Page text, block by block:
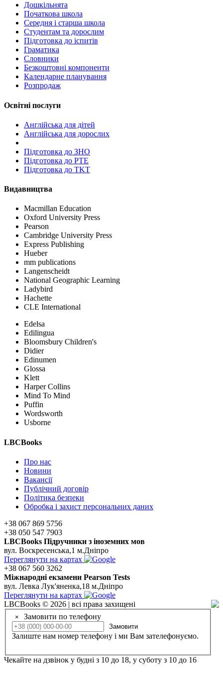
Дошкільнята
Початкова школа
Середня і старша школа
Студентам та дорослим
Підготовка до іспитів
Граматика
Словники
Безкоштовні компоненти
Календарне планування
Розпродаж
Освітні послуги
Англійська для дітей
Англійська для дорослих
Пiдготовка до ЗНО
Підготовка до PTE
Підготовка до TKT
Видавництва
Macmillan Education
Oxford University Press
Pearson
Cambridge University Press
Express Publishing
Hueber
mm publications
Langenscheidt
National Geographic Learning
Ladybird
Hachette
CLE International
Edelsa
Edilingua
Bloomsbury Children's
Didier
Edinumen
Glossa
Klett
Harper Collins
Mind To Mind
Puffin
Wordsworth
Usborne
LBCBooks
Про нас
Новини
Вакансії
Публічний договір
Політика безпеки
Обробка і захист персональних даних
+38 067 869 5756
+38 050 547 7903
LBCBooks Підручники з іноземних мов
вул. Воскресенська,1 м.Дніпро
Переглянути на картах
+38 067 560 3262
Мiжнароднi екзамени Pearson Tests
вул. Левка Лук'яненка,18 м.Дніпро
Переглянути на картах
LBCBooks © 2026 | всі права захищені
× Замовити по телефону
Замовити
Залиште нам номер телефону і ми Вам зателефонуємо.
Чекайте на дзвінок у будні з 10 до 18, у суботу з 10 до 16